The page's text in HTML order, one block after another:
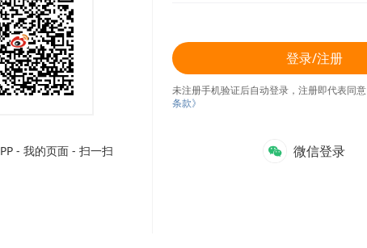
- 我的页面 - 扫一扫
登录/注册
未注册手机验证后自动登录，注册即代表同意
条款》
微信登录